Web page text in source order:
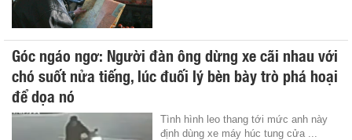
Góc ngáo ngơ: Người đàn ông dừng xe cãi nhau với
chó suốt nửa tiếng, lúc đuối lý bèn bày trò phá hoại
để dọa nó
Tình hình leo thang tới mức anh này
định dùng xe máy húc tung cửa ...